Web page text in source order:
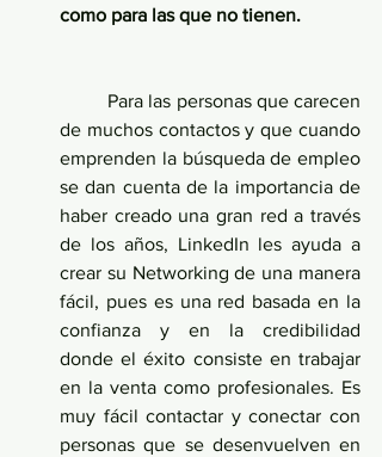
como para las que no tienen.
de muchos contactos y que cuando
emprenden la búsqueda de empleo
se dan cuenta de la importancia de
haber creado una gran red a través
de los años, LinkedIn les ayuda a
crear su Networking de una manera
fácil, pues es una red basada en la
confianza y en la credibilidad
donde el éxito consiste en trabajar
en la venta como profesionales. Es
muy fácil contactar y conectar con
personas que se desenvuelven en